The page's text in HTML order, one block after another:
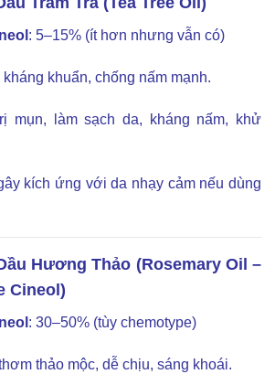
: 5–15% (ít hơn nhưng vẫn có)
kháng khuẩn, chống nấm mạnh.
mụn, làm sạch da, kháng nấm, khử
kích ứng với da nhạy cảm nếu dùng
Hương Thảo (Rosemary Oil –
Cineol)
: 30–50% (tùy chemotype)
thảo mộc, dễ chịu, sáng khoái.